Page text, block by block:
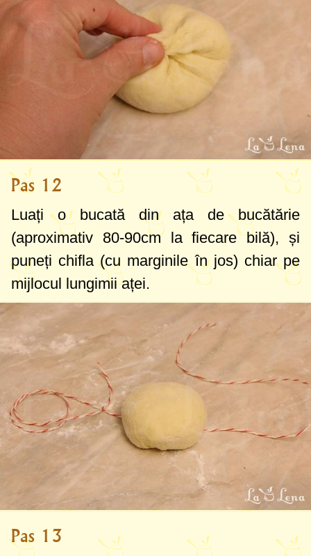
Pas 12
Luați o bucată din ața de bucătărie
(aproximativ 80-90cmla fiecare bilă), și
puneți chifla (cu marginile în jos) chiar pe
mijlocul lungimii aței.
Pas 13